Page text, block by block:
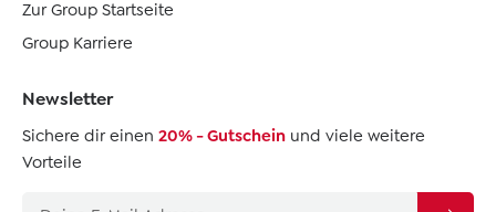
Zur Group Startseite
Group Karriere
Newsletter
Sichere dir einen 20% - Gutschein und viele weitere
Vorteile